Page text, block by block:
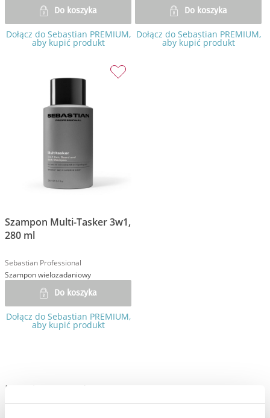
Do koszyka
Dołącz do Sebastian PREMIUM,
aby kupić produkt
Do koszyka
Dołącz do Sebastian PREMIUM,
aby kupić produkt
Szampon Multi-Tasker 3w1,
280 ml
Sebastian Professional
Szampon wielozadaniowy
Do koszyka
Dołącz do Sebastian PREMIUM,
aby kupić produkt
Moja lista życzeń